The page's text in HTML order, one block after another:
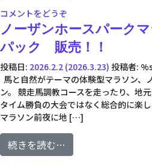
コメントをどうぞ
ノーザンホースパーク
パック 販売！！
投稿日: 2026.2.2 (2026.3.23) 投稿者:
馬と自然がテーマの体験型マラソン、
ン。 競走馬調教コースを走ったり、地
タイム勝負の大会ではなく総合的に楽
マラソン前夜に地 […]
続きを読む…